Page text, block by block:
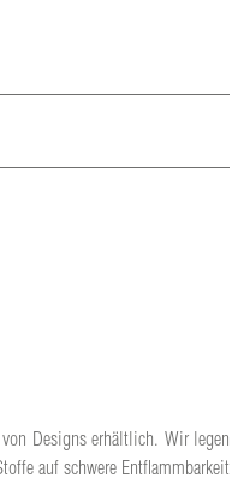
Designs erhältlich. Wir legen
auf schwere Entflammbarkeit